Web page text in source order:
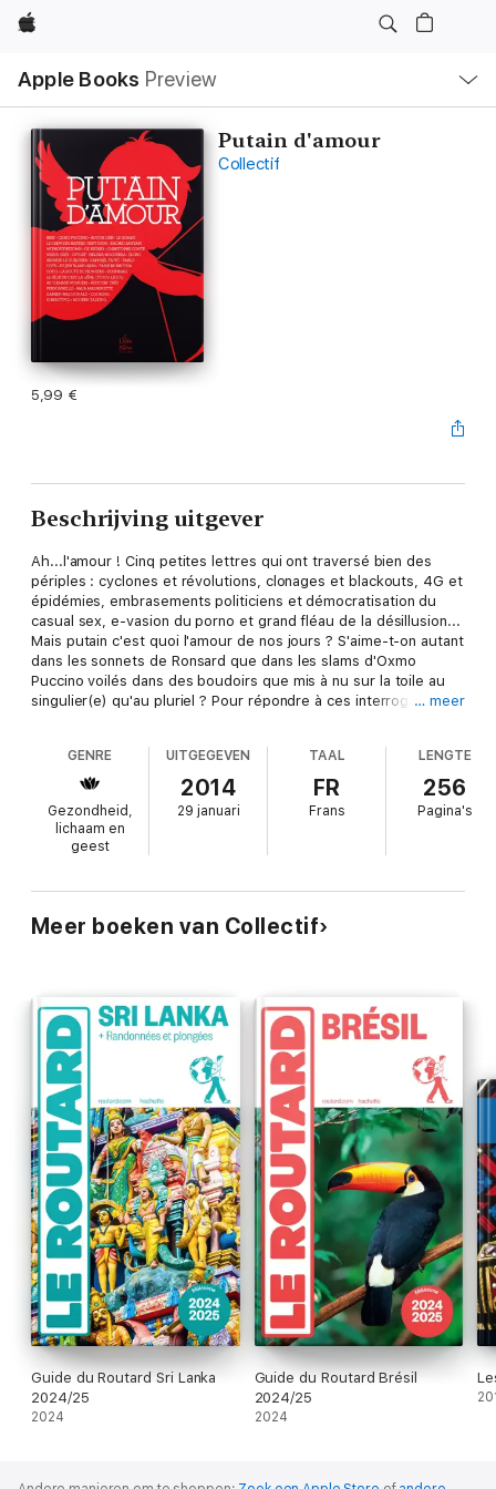
Apple
Apple Books Preview
lokaal
navigatiemenu
Putain d'amour
Collectif
5,99 €
Beschrijving uitgever
Ah...l'amour ! Cinq petites lettres qui ont traversé bien des
périples : cyclones et révolutions, clonages et blackouts, 4G et
épidémies, embrasements politiciens et démocratisation du
casual sex, e-vasion du porno et grand fléau de la désillusion...
Mais putain c'est quoi l'amour de nos jours ? S'aime-t-on autant
dans les sonnets de Ronsard que dans les slams d'Oxmo
Puccino voilés dans des boudoirs que mis à nu sur la toile au
singulier(e) qu'au pluriel ? Pour répondre à ces interrogations
Crew des Haterz, Le Gorafi, Aucun Lien, Ol'Kainry) ; phénomène
culte du petit écran (série Bref.) ; jeunes écrivains décalés
(Arnaud Le Guilcher, Julien Blanc-Gras) ; plumes
incandescentes de la presse (Christophe Conte, Maïa
Mazaurette) ; brillants jongleurs de mots en musique (Oxmo
Puccino, Sexy Sushi) et surdoués du design (Tashi Bharucha,
gueule peut bien avoir l'amour 2.0.
… meer
GENRE
Gezondheid,
lichaam en
geest
UITGEGEVEN
2014
29 januari
TAAL
FR
Frans
LENGTE
256
Pagina's
Meer boeken van Collectif
Guide du Routard Sri Lanka
2024/25
2024
Guide du Routard Brésil
2024/25
2024